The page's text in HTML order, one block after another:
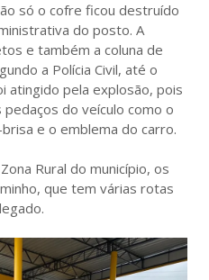
só o cofre ficou destruído
do posto. A
e também a coluna de
a Polícia Civil, até o
atingido pela explosão, pois
do veículo como o
e o emblema do carro.
Rural do município, os
que tem várias rotas